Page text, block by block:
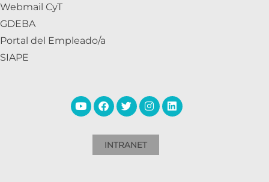
Webmail CyT
GDEBA
Portal del Empleado/a
SIAPE
INTRANET